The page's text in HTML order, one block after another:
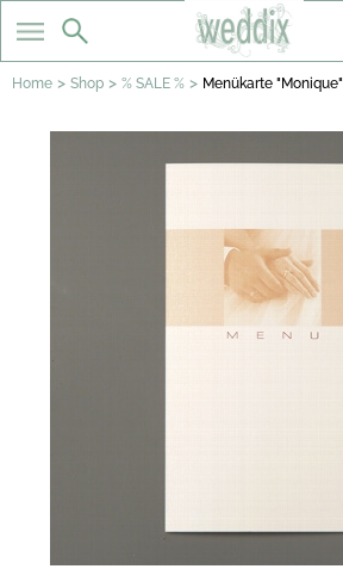
Home > Shop > % SALE % > Menükarte "Monique"